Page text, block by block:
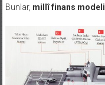
Bunlar, millî finans modeli